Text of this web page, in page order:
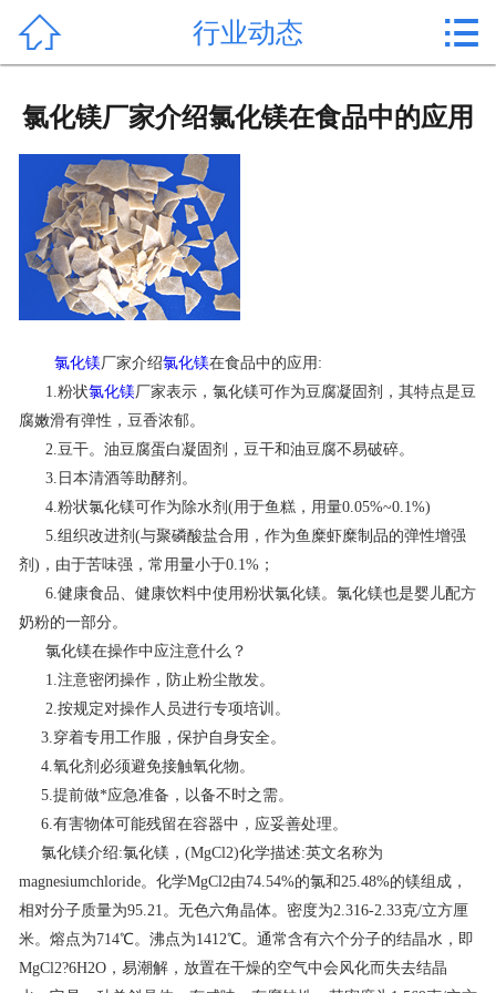
作用用途
联系我们
 行业动态 
氯化镁厂家介绍氯化镁在食品中的应用
氯化镁厂家介绍氯化镁在食品中的应用:
1.粉状氯化镁厂家表示，氯化镁可作为豆腐凝固剂，其特点是豆
腐嫩滑有弹性，豆香浓郁。
2.豆干。油豆腐蛋白凝固剂，豆干和油豆腐不易破碎。
3.日本清酒等助酵剂。
4.粉状氯化镁可作为除水剂(用于鱼糕，用量0.05%~0.1%)
5.组织改进剂(与聚磷酸盐合用，作为鱼糜虾糜制品的弹性增强
剂)，由于苦味强，常用量小于0.1%；
6.健康食品、健康饮料中使用粉状氯化镁。氯化镁也是婴儿配方
奶粉的一部分。
氯化镁在操作中应注意什么？
1.注意密闭操作，防止粉尘散发。
2.按规定对操作人员进行专项培训。
3.穿着专用工作服，保护自身安全。
4.氧化剂必须避免接触氧化物。
5.提前做*应急准备，以备不时之需。
6.有害物体可能残留在容器中，应妥善处理。
氯化镁介绍:氯化镁，(MgCl2)化学描述:英文名称为
magnesiumchloride。化学MgCl2由74.54%的氯和25.48%的镁组成，
相对分子质量为95.21。无色六角晶体。密度为2.316-2.33克/立方厘
米。熔点为714℃。沸点为1412℃。通常含有六个分子的结晶水，即
MgCl2?6H2O，易潮解，放置在干燥的空气中会风化而失去结晶